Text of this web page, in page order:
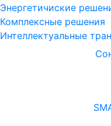
Энергетичиские
Комплексные решения
Интеллектуальные